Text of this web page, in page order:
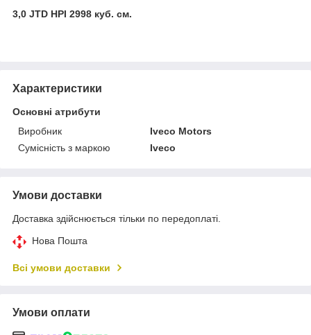
3,0 JTD HPI 2998 куб. см.
Характеристики
Основні атрибути
Виробник
Iveco Motors
Сумісність з маркою
Iveco
Умови доставки
Доставка здійснюється тільки по передоплаті.
Нова Пошта
Всі умови доставки
Умови оплати